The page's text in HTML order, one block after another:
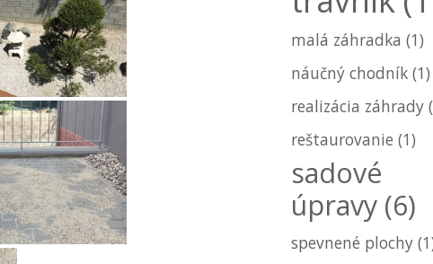
malá záhradka (1)
náučný chodník(1)
realizácia záhrady
reštaurovanie (1)
sadové
úpravy(6)
spevnené plochy